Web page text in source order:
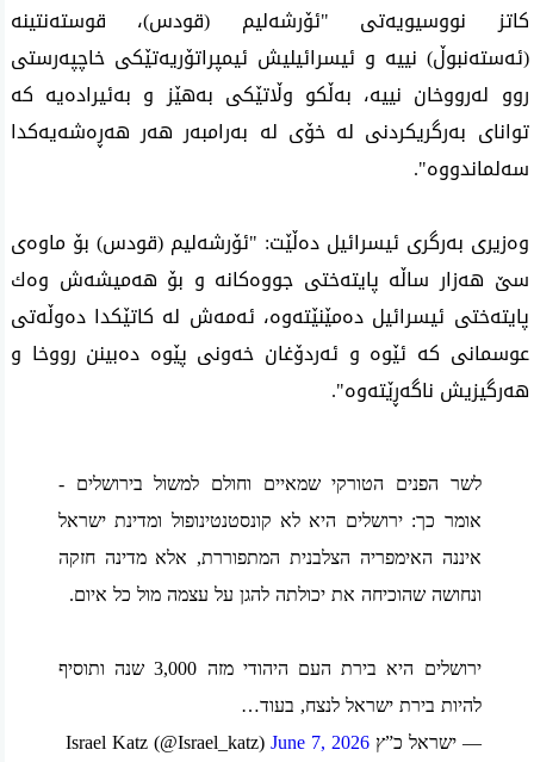
كاتز نووسیویه‌تی "ئۆرشه‌لیم (قودس)، قوسته‌نتینه‌
(ئه‌سته‌نبوڵ‌) نییه‌ و ئیسرائیلیش ئیمپراتۆریه‌تێكی خاچپه‌رستی
روو له‌رووخان نییه‌، به‌ڵكو وڵاتێكی به‌هێز و به‌ئیراده‌یه‌ كه‌
توانای به‌رگریكردنی له‌ خۆی له‌ به‌رامبه‌ر هه‌ر هه‌ڕه‌شه‌یه‌كدا
سه‌لماندووه‌".
وه‌زیری به‌رگری ئیسرائیل ده‌ڵێت: "ئۆرشه‌لیم (قودس) بۆ ماوه‌ی
سێ هه‌زار ساڵه‌ پایته‌ختی جووه‌كانه‌ و بۆ هه‌میشه‌ش وه‌ك
پایته‌ختی ئیسرائیل ده‌مێنێته‌وه‌، ئه‌مه‌ش له‌ كاتێكدا ده‌وڵه‌تی
عوسمانی كه‌ ئێوه‌ و ئه‌ردۆغان خه‌ونی پێوه‌ ده‌بینن رووخا و
هه‌رگیزیش ناگه‌ڕێته‌وه‌".
לשר הפנים הטורקי שמאיים וחולם למשול בירושלים -
אומר כך: ירושלים היא לא קונסטנטינופול ומדינת ישראל
איננה האימפריה הצלבנית המתפוררת, אלא מדינה חזקה
ונחושה שהוכיחה את יכולתה להגן על עצמה מול כל איום.
ירושלים היא בירת העם היהודי מזה 3,000 שנה ותוסיף
להיות בירת ישראל לנצח, בעוד…
— ישראל כ”ץ Israel Katz (@Israel_katz)June 7, 2026